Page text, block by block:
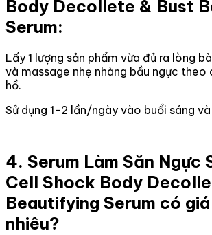
Body Decollete & Bust
Serum:
Lấy 1 lượng sản phẩm vừa đủ ra lòng
và massage nhẹ nhàng bầu ngực theo
hồ.
Sử dụng 1-2 lần/ngày vào buổi sáng
4. Serum Làm Săn Ngực
Cell Shock Body
Beautifying Serum có
nhiêu?